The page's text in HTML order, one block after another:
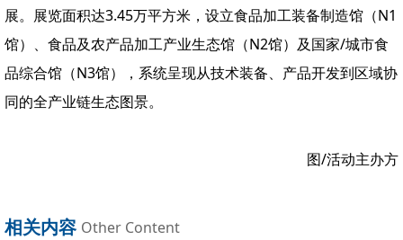
展。展览面积达3.45万平方米，设立食品加工装备制造馆（N1
馆）、食品及农产品加工产业生态馆（N2馆）及国家/城市食
品综合馆（N3馆），系统呈现从技术装备、产品开发到区域协
同的全产业链生态图景。
图/活动主办方
相关内容 Other Content